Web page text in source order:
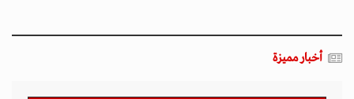
أخبار مميزة